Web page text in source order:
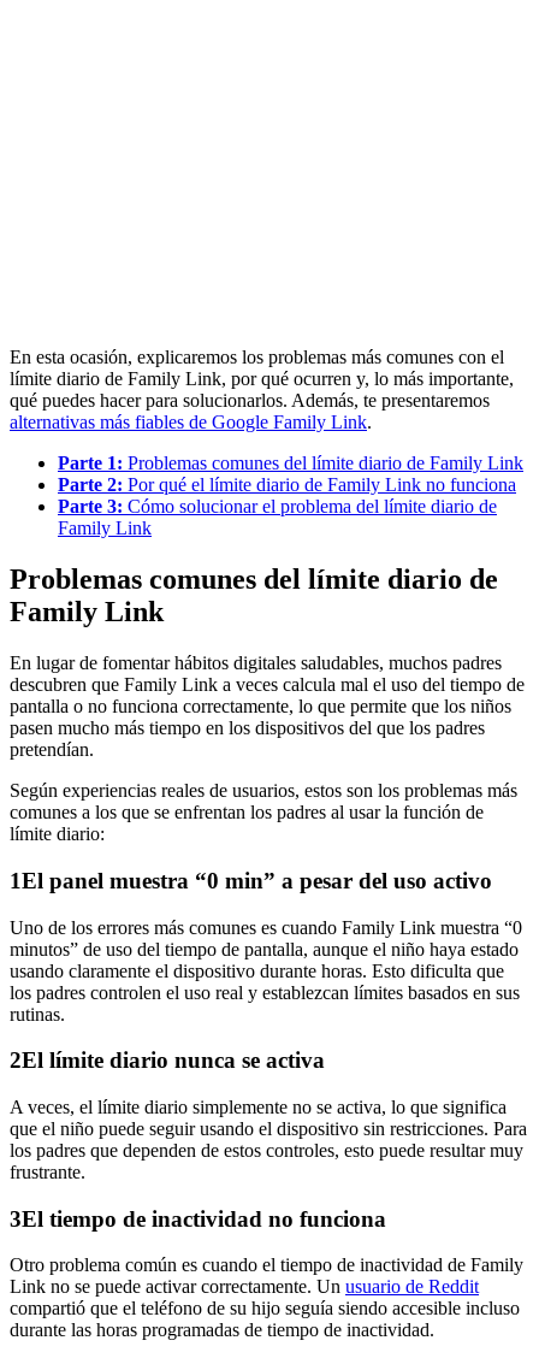
En esta ocasión, explicaremos los problemas más comunes con el
límite diario de Family Link, por qué ocurren y, lo más importante,
qué puedes hacer para solucionarlos. Además, te presentaremos
alternativas más fiables de Google Family Link.
Parte 1: Problemas comunes del límite diario de Family Link
Parte 2: Por qué el límite diario de Family Link no funciona
Parte 3: Cómo solucionar el problema del límite diario de
Family Link
Problemas comunes del límite diario de
Family Link
En lugar de fomentar hábitos digitales saludables, muchos padres
descubren que Family Link a veces calcula mal el uso del tiempo de
pantalla o no funciona correctamente, lo que permite que los niños
pasen mucho más tiempo en los dispositivos del que los padres
pretendían.
Según experiencias reales de usuarios, estos son los problemas más
comunes a los que se enfrentan los padres al usar la función de
límite diario:
1El panel muestra “0 min” a pesar del uso activo
Uno de los errores más comunes es cuando Family Link muestra “0
minutos” de uso del tiempo de pantalla, aunque el niño haya estado
usando claramente el dispositivo durante horas. Esto dificulta que
los padres controlen el uso real y establezcan límites basados en sus
rutinas.
2El límite diario nunca se activa
A veces, el límite diario simplemente no se activa, lo que significa
que el niño puede seguir usando el dispositivo sin restricciones. Para
los padres que dependen de estos controles, esto puede resultar muy
frustrante.
3El tiempo de inactividad no funciona
Otro problema común es cuando el tiempo de inactividad de Family
Link no se puede activar correctamente. Un usuario de Reddit
compartió que el teléfono de su hijo seguía siendo accesible incluso
durante las horas programadas de tiempo de inactividad.